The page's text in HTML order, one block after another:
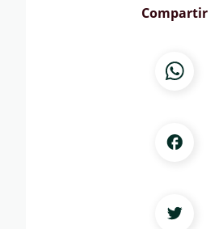
Compartir